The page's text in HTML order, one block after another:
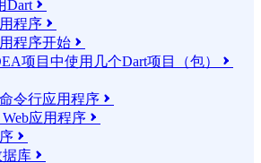
Dart 
程序 
程序开始 
项目中使用几个Dart项目（包） 
令行应用程序 
应用程序 

库 